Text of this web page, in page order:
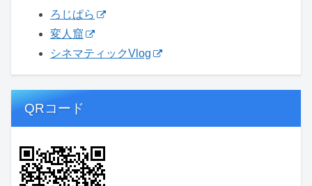
ろじぱら
変人窟
シネマティックVlog
QRコード